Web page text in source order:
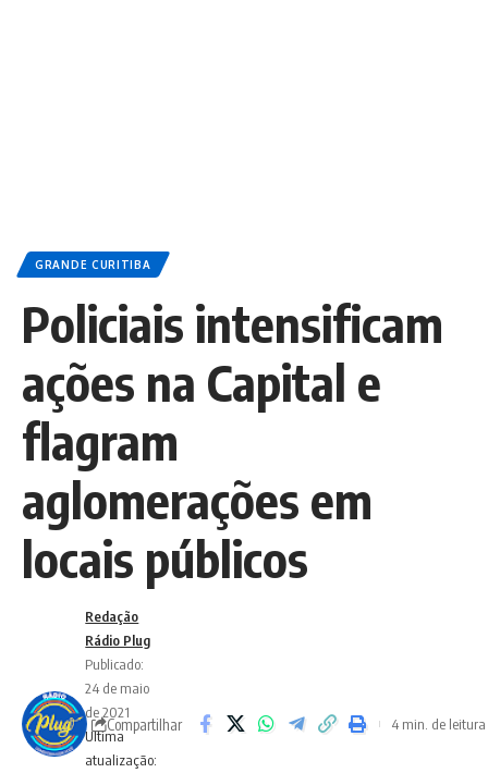
GRANDE CURITIBA
Policiais intensificam
ações na Capital e
flagram
aglomerações em
locais públicos
Ultima
atualização:
Redação
Rádio Plug
Publicado:
24 de maio
de 2021
Compartilhar 4 min. de leitura